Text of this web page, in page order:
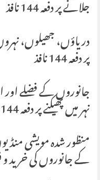
جلانے پر دفعہ 144 نافذ
دریاؤں، جھیلوں،
پر دفعہ 144 نافذ
جانوروں کے فضلے اور
نہر میں پھیکنے پر دفعہ 144 نافذ
منظور شدہ مویشی
کے جانوروں کی خرید و